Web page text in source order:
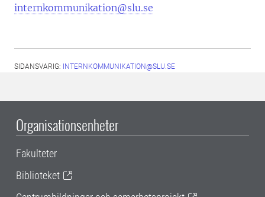
internkommunikation@slu.se
SIDANSVARIG: INTERNKOMMUNIKATION@SLU.SE
Organisationsenheter
Fakulteter
Biblioteket